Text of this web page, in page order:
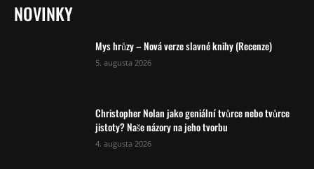
NOVINKY
Mys hrůzy – Nová verze slavné knihy (Recenze)
5. augusta 2026
Christopher Nolan jako geniální tvůrce nebo tvůrce
jistoty? Naše názory na jeho tvorbu
4. augusta 2026